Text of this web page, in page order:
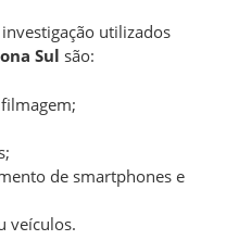
utilizados
Sul são:
de smartphones e
veículos.